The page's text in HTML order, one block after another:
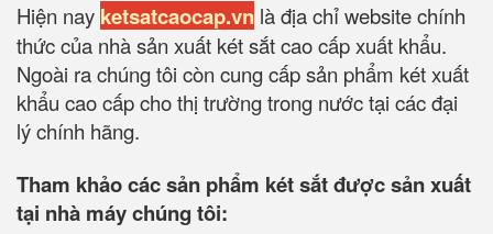
Hiện nay ketsatcaocap.vn là địa chỉ website chính
thức của nhà sản xuất két sắt cao cấp xuất khẩu.
Ngoài ra chúng tôi còn cung cấp sản phẩm két xuất
khẩu cao cấp cho thị trường trong nước tại các đại
lý chính hãng.
Tham khảo các sản phẩm két sắt được sản xuất
tại nhà máy chúng tôi: